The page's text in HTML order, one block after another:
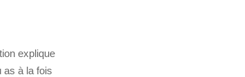
explique
as à la fois